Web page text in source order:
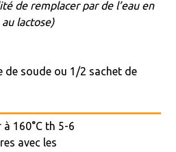
de remplacer par de l’eau en
lactose)
de soude ou 1/2 sachet de
160°C th 5-6
avec les